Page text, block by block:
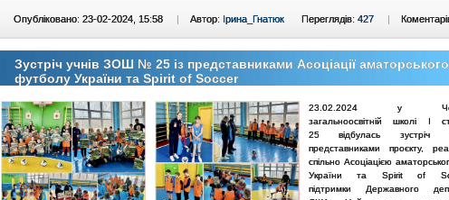
Опубліковано: 23-02-2024, 15:58 | Автор: Ірина_Гнатюк Переглядів: 427 |
Зустріч учнів ЗОШ № 25 із представниками Асоціації аматорського
футболу України та Spirit of Soccer
23.02.2024 у
загальноосвітній школі І
25 відбулась зустріч
представниками проєкту,
спільно Асоціацією
України та Spirit of
підтримки Державного